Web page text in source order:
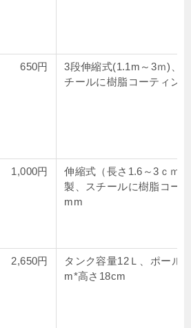
650円
3段伸縮式(1.1m～3ｍ)、
チールに樹脂コーティン
1,000円
伸縮式（長さ1.6～3ｃｍ
製、スチールに樹脂コー
mm
2,650円
タンク容量12Ｌ、ポール
m*高さ18cm